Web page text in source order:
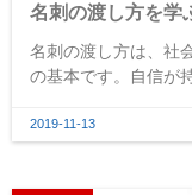
名刺の渡し方を学
名刺の渡し方は、社
の基本です。自信が
2019-11-13